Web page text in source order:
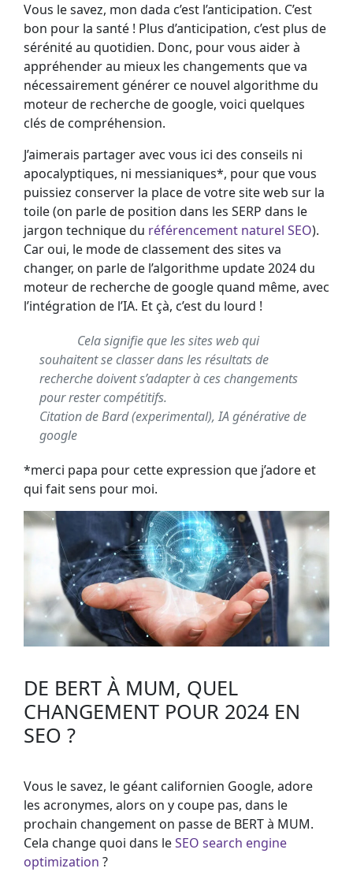
Vous le savez, mon dada c’est l’anticipation. C’est
bon pour la santé ! Plus d’anticipation, c’est plus de
sérénité au quotidien. Donc, pour vous aider à
appréhender au mieux les changements que va
nécessairement générer ce nouvel algorithme du
moteur de recherche de google, voici quelques
clés de compréhension.
J’aimerais partager avec vous ici des conseils ni
apocalyptiques, ni messianiques*, pour que vous
puissiez conserver la place de votre site web sur la
toile (on parle de position dans les SERP dans le
jargon technique du référencement naturel SEO).
Car oui, le mode de classement des sites va
changer, on parle de l’algorithme update 2024 du
moteur de recherche de google quand même, avec
l’intégration de l’IA. Et çà, c’est du lourd !
Cela signifie que les sites web qui
souhaitent se classer dans les résultats de
recherche doivent s’adapter à ces changements
pour rester compétitifs.
Citation de Bard (experimental), IA générative de
google
*merci papa pour cette expression que j’adore et
qui fait sens pour moi.
DE BERT À MUM, QUEL
CHANGEMENT POUR 2024 EN
SEO ?
Vous le savez, le géant californien Google, adore
les acronymes, alors on y coupe pas, dans le
prochain changement on passe de BERT à MUM.
Cela change quoi dans leSEO search engine
optimization ?